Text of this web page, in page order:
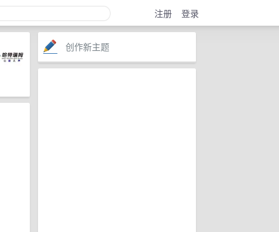
注册 登录
创作新主题